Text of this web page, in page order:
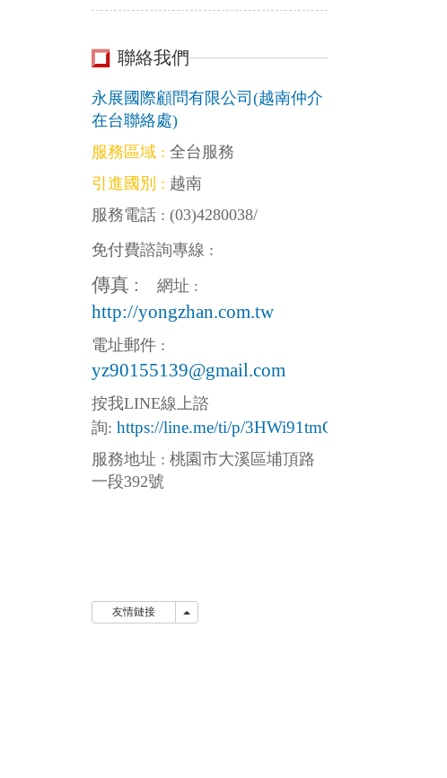
聯絡我們
永展國際顧問有限公司(越南仲介
在台聯絡處)
服務區域 : 全台服務
引進國別 : 越南
服務電話 : (03)4280038/
免付費諮詢專線 :
傳真 : 網址 :
http://yongzhan.com.tw
電址郵件 :
yz90155139@gmail.com
按我LINE線上諮
詢: https://line.me/ti/p/3HWi91tmGw
服務地址 : 桃園市大溪區埔頂路
一段392號
友情鏈接 友情鏈接